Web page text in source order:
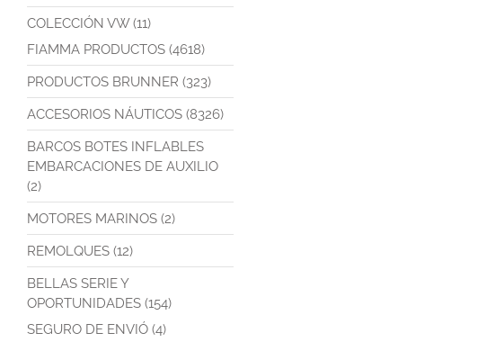
COLECCIÓN VW (11)
FIAMMA PRODUCTOS (4618)
PRODUCTOS BRUNNER (323)
ACCESORIOS NÁUTICOS (8326)
BARCOS BOTES INFLABLES
EMBARCACIONES DE AUXILIO
(2)
MOTORES MARINOS (2)
REMOLQUES (12)
BELLAS SERIE Y
OPORTUNIDADES (154)
SEGURO DE ENVIÓ (4)